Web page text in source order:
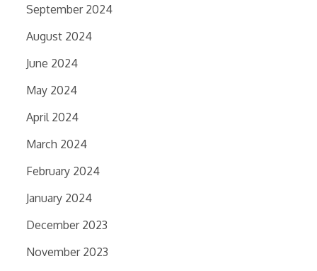
September 2024
August 2024
June 2024
May 2024
April 2024
March 2024
February 2024
January 2024
December 2023
November 2023